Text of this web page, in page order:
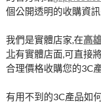
個公開透明的收購資
我們是實體店家,在高
北有實體店面,可直接
合理價格收購您的3C
有用不到的3C產品如